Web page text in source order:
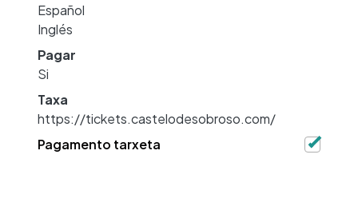
Español
Inglés
Pagar
Si
Taxa
https://tickets.castelodesobroso.com/
Pagamento tarxeta